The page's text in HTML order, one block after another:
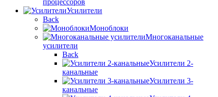
процессоров
Усилители
Back
Моноблоки
Многоканальные
усилители
Back
Усилители 2-
канальные
Усилители 3-
канальные